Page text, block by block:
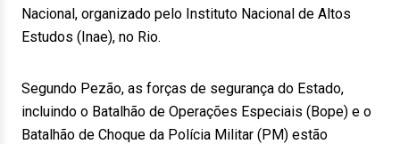
Nacional, organizado pelo Instituto Nacional de Altos
Estudos (Inae), no Rio.
Segundo Pezão, as forças de segurança do Estado,
incluindo o Batalhão de Operações Especiais (Bope) e o
Batalhão de Choque da Polícia Militar (PM) estão